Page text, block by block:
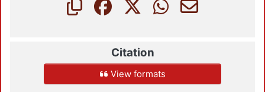
Citation
View formats